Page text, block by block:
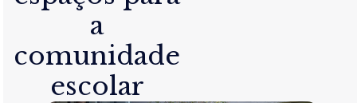
a
comunidade
escolar